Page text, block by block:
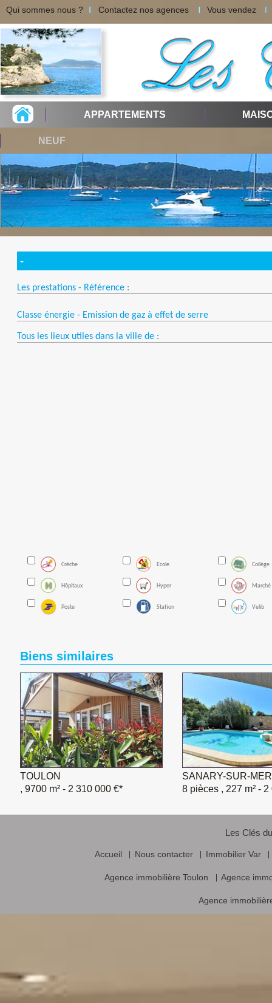
Qui sommes nous ? Contactez nos agences Vous vendez
APPARTEMENTS
NEUF
-
Les prestations - Référence :
Classe énergie - Emission de gaz à effet de serre
Tous les lieux utiles dans la ville de :
Créche Ecole Collège
Hôpitaux Hyper Marché
Poste Station Velib
Biens similaires
TOULON
, 9700 m² - 2 310 000 €*
SANARY-SUR-MER
8 pièces , 227 m² - 2
Les Clés
Accueil Nous contacter Immobilier Var
Agence immobilière Toulon Agence
Agence